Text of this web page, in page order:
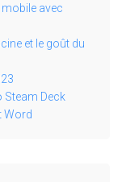
avec
et le goût du
Deck
Word